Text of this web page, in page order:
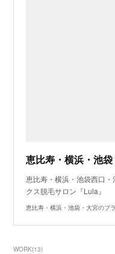
恵比寿・横浜・池袋西口
クス脱毛サロン『Lula』
恵比寿・横浜・池袋・大宮のブ
WORK(13)